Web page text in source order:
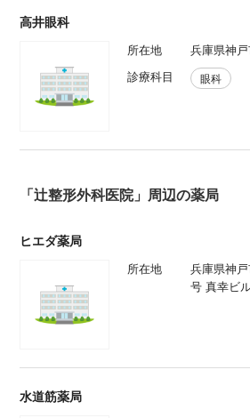
高井眼科
所在地
兵庫県神
診療科目
眼科
「辻整形外科医院」周辺の薬局
ヒエダ薬局
所在地
兵庫県神
号 真幸ビ
水道筋薬局